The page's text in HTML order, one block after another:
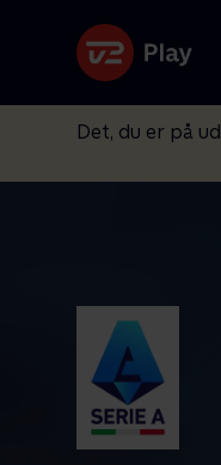
Det, du er på